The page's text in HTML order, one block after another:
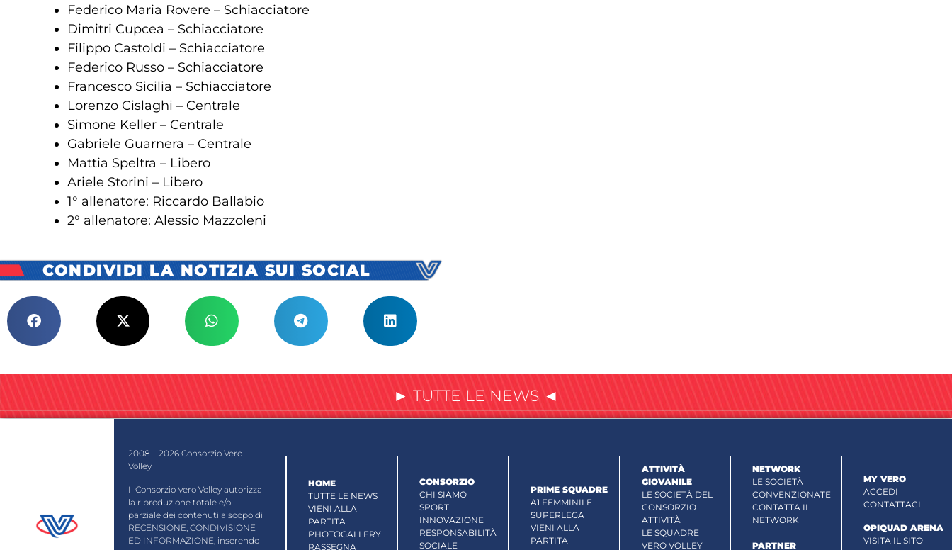
Federico Maria Rovere – Schiacciatore
Dimitri Cupcea – Schiacciatore
Filippo Castoldi – Schiacciatore
Federico Russo – Schiacciatore
Francesco Sicilia – Schiacciatore
Lorenzo Cislaghi – Centrale
Simone Keller – Centrale
Gabriele Guarnera – Centrale
Mattia Speltra – Libero
Ariele Storini – Libero
1° allenatore: Riccardo Ballabio
2° allenatore: Alessio Mazzoleni
CONDIVIDI LA NOTIZIA SUI SOCIAL
► TUTTE LE NEWS ◄
2008 – 2026 Consorzio Vero
Volley
Il Consorzio Vero Volley autorizza
la riproduzione totale e/o
parziale dei contenuti a scopo di
RECENSIONE, CONDIVISIONE
ED INFORMAZIONE, inserendo
HOME
TUTTE LE NEWS
VIENI ALLA
PARTITA
PHOTOGALLERY
RASSEGNA
CONSORZIO
CHI SIAMO
SPORT
INNOVAZIONE
RESPONSABILITÀ
SOCIALE
PRIME SQUADRE
A1 FEMMINILE
SUPERLEGA
VIENI ALLA
PARTITA
ATTIVITÀ
GIOVANILE
LE SOCIETÀ DEL
CONSORZIO
ATTIVITÀ
LE SQUADRE
VERO VOLLEY
NETWORK
LE SOCIETÀ
CONVENZIONATE
CONTATTA IL
NETWORK
PARTNER
MY VERO
ACCEDI
CONTATTACI
OPIQUAD ARENA
VISITA IL SITO